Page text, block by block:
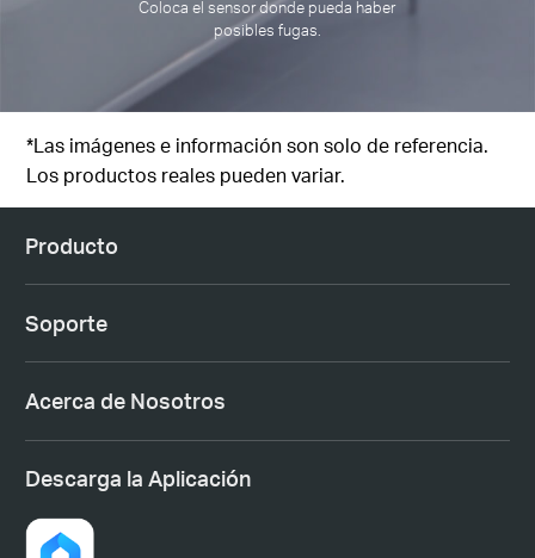
Coloca el sensor donde pueda haber
posibles fugas.
*Las imágenes e información son solo de referencia.
Los productos reales pueden variar.
Producto
Soporte
Acerca de Nosotros
Descarga la Aplicación